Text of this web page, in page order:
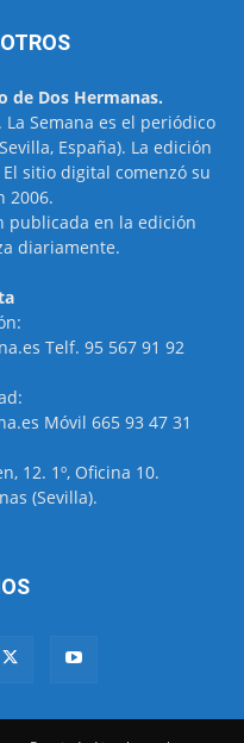
de Dos Hermanas.
Semana es el periódico
España). La edición
sitio digital comenzó su
2006.
publicada en la edición
diariamente.
Telf. 95 567 91 92
Móvil 665 93 47 31
12. 1º, Oficina 10.
(Sevilla).